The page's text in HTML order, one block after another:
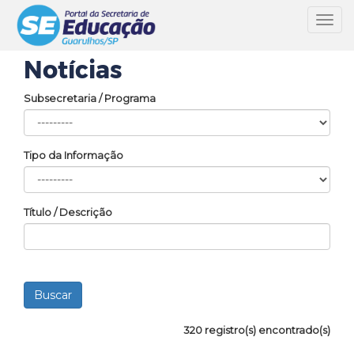
Notícias
Subsecretaria / Programa
Tipo da Informação
Título / Descrição
320 registro(s) encontrado(s)